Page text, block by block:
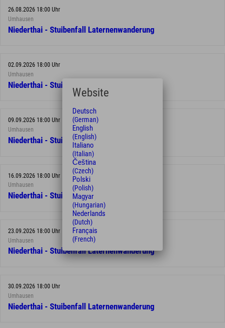
26.08.2026 18:00 Uhr
Umhausen
Niederthai - Stuibenfall Laternenwanderung
02.09.2026 18:00 Uhr
Umhausen
Niederthai - Stuibenfall Laternenwanderung
09.09.2026 18:00 Uhr
Umhausen
Niederthai - Stuibenfall Laternenwanderung
16.09.2026 18:00 Uhr
Umhausen
Niederthai - Stuibenfall Laternenwanderung
23.09.2026 18:00 Uhr
Umhausen
Niederthai - Stuibenfall Laternenwanderung
30.09.2026 18:00 Uhr
Umhausen
Niederthai - Stuibenfall Laternenwanderung
Website
Deutsch
(German)
English
(English)
Italiano
(Italian)
Čeština
(Czech)
Polski
(Polish)
Magyar
(Hungarian)
Nederlands
(Dutch)
Français
(French)